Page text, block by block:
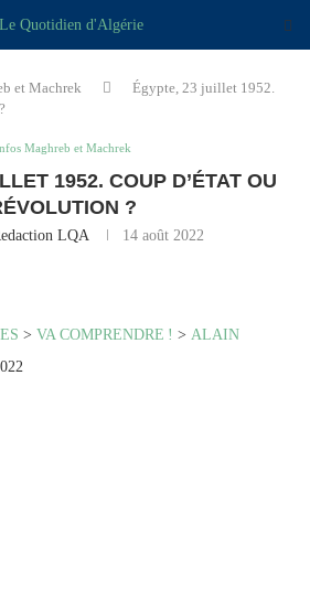
et Machrek
Égypte, 23 juillet 1952.
Maghreb et Machrek
1952. COUP D’ÉTAT OU
?
LQA 14 août 2022
> VA COMPRENDRE ! > ALAIN